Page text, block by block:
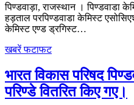
पिण्डवाड़ा, राजस्थान । पिण्डवाडा
हड़ताल परपिण्डवाडा केमिस्ट
केमिस्ट एण्ड ड्रगिस्ट…
खबरें फटाफट
भारत विकास परिषद
परिण्डे वितरित किए गए।